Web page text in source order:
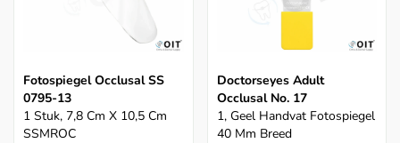
Fotospiegel Occlusal SS
0795-13
1 Stuk, 7,8 Cm X 10,5 Cm
SSMROC
Doctorseyes Adult
Occlusal No. 17
1, Geel Handvat Fotospiegel
40 Mm Breed